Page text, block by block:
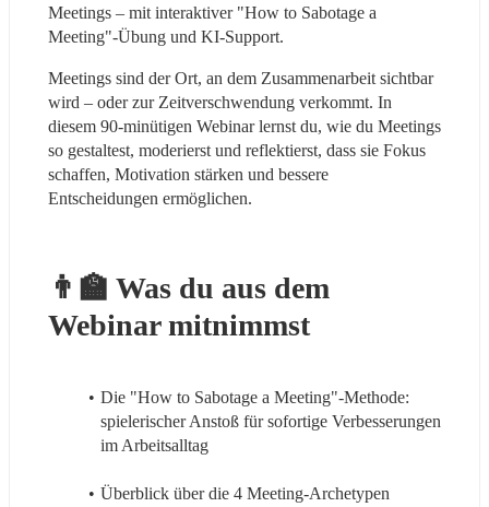
Meetings – mit interaktiver "How to Sabotage a
Meeting"-Übung und KI-Support.
Meetings sind der Ort, an dem Zusammenarbeit sichtbar
wird – oder zur Zeitverschwendung verkommt. In
diesem 90-minütigen Webinar lernst du, wie du Meetings
so gestaltest, moderierst und reflektierst, dass sie Fokus
schaffen, Motivation stärken und bessere
Entscheidungen ermöglichen.
👨‍🏫 Was du aus dem
Webinar mitnimmst
Die "How to Sabotage a Meeting"-Methode:
spielerischer Anstoß für sofortige Verbesserungen
im Arbeitsalltag
Überblick über die 4 Meeting-Archetypen